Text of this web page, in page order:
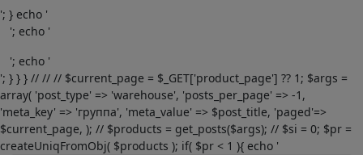
'; } echo '
'; echo '
'; echo '
'; } } } // // // $current_page = $_GET['product_page'] ?? 1; $args =
array( 'post_type' => 'warehouse', 'posts_per_page' => -1,
'meta_key' => 'группа', 'meta_value' => $post_title, 'paged'=>
$current_page, ); // $products = get_posts($args); // $si = 0; $pr =
createUniqFromObj( $products ); if( $pr < 1 ){ echo '